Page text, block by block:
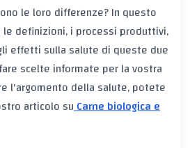
le loro differenze? In questo
definizioni, i processi produttivi,
effetti sulla salute di queste due
scelte informate per la vostra
l'argomento della salute, potete
articolo suCarne biologica e